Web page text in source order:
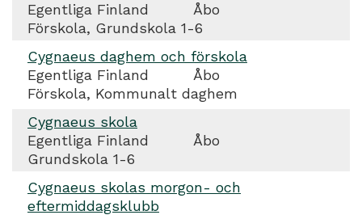
Egentliga Finland
Åbo
Förskola, Grundskola 1-6
Cygnaeus daghem och förskola
Egentliga Finland
Åbo
Förskola, Kommunalt daghem
Cygnaeus skola
Egentliga Finland
Åbo
Grundskola 1-6
Cygnaeus skolas morgon- och
eftermiddagsklubb